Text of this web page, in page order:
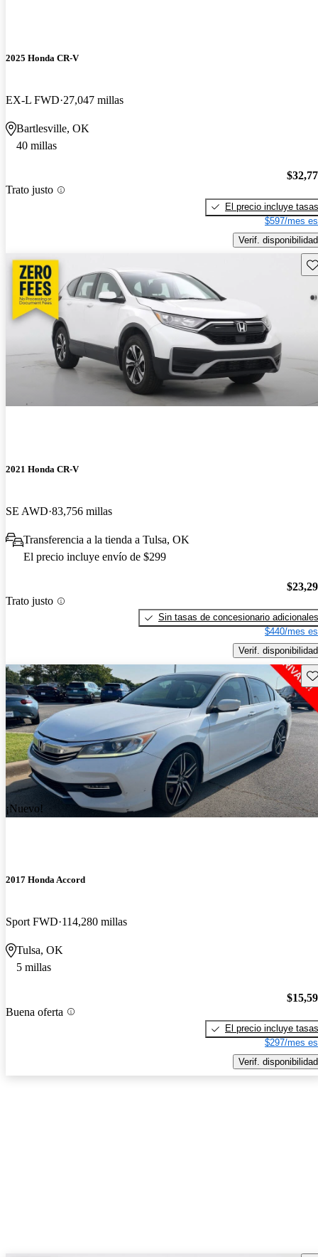
2025 Honda CR-V
EX-L FWD 27,047 millas
Bartlesville, OK
40 millas
Trato justo
El precio incluye tasas
$597/mes
Verif. disponibilidad
2021 Honda CR-V
SE AWD 83,756 millas
Transferencia a la tienda a Tulsa, OK
El precio incluye envío de $299
Trato justo
Sin tasas de concesionario adicionales
$440/mes
Verif. disponibilidad
¡Nuevo!
2017 Honda Accord
Sport FWD 114,280 millas
Tulsa, OK
5 millas
Buena oferta
El precio incluye tasas
$297/mes
Verif. disponibilidad